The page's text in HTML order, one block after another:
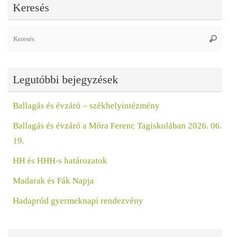
Keresés
Legutóbbi bejegyzések
Ballagás és évzáró – székhelyintézmény
Ballagás és évzáró a Móra Ferenc Tagiskolában 2026. 06.
19.
HH és HHH-s határozatok
Madarak és Fák Napja
Hadapród gyermeknapi rendezvény